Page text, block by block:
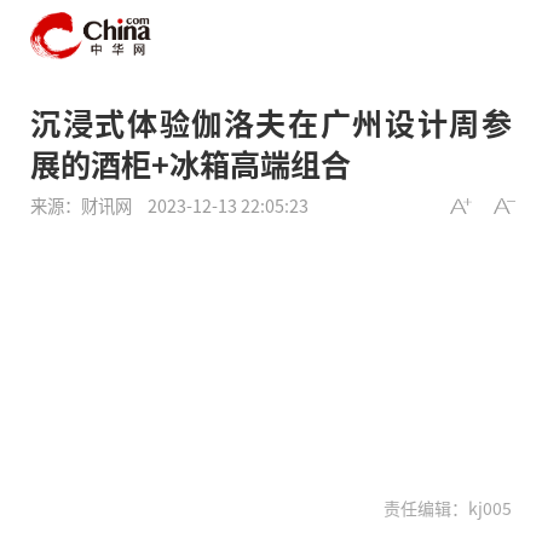
沉浸式体验伽洛夫在广州设计周参
展的酒柜+冰箱高端组合
来源：财讯网 2023-12-13 22:05:23
责任编辑：kj005